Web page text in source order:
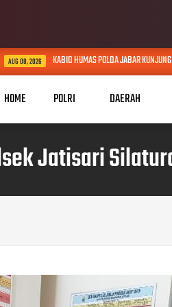
KABID HUMAS POLDA JABAR KUNJUNGI DAN
HOME POLRI DAERAH
Jatisari